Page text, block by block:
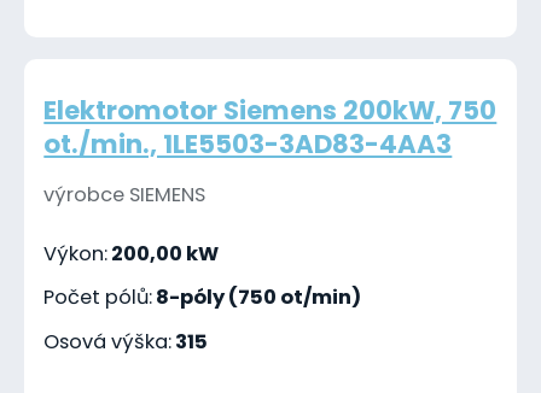
Elektromotor Siemens 200kW, 750
ot./min., 1LE5503-3AD83-4AA3
výrobce SIEMENS
Výkon:200,00 kW
Počet pólů:8-póly (750 ot/min)
Osová výška:315